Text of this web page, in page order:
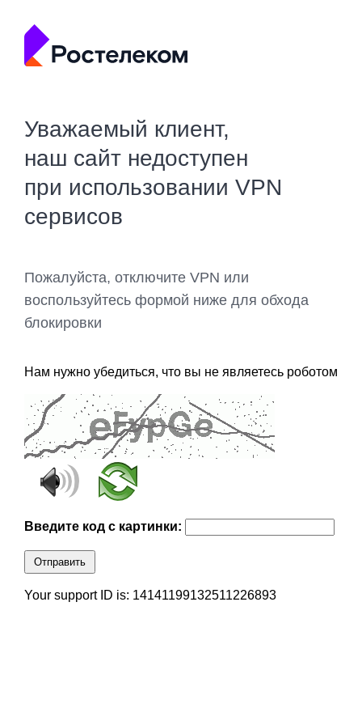
Уважаемый клиент,
наш сайт недоступен
при использовании VPN
сервисов
Пожалуйста, отключите VPN или
воспользуйтесь формой ниже для обхода
блокировки
Нам нужно убедиться, что вы не являетесь роботом
Введите код с картинки:
Отправить
Your support ID is: 14141199132511226893